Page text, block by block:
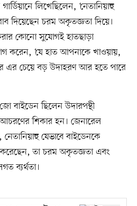
লিখেছিলেন, ‘নেতানিয়াহু
দিয়েছেন চরম অকৃতজ্ঞতা দিয়ে।
কোনো সুযোগই হাতছাড়া
করেন, ‘যে হাত আপনাকে খাওয়ায়,
এর চেয়ে বড় উদাহরণ আর হতে পারে
জো বাইডেন ছিলেন উদারপন্থী
শিকার হন। জেনারেল
যেভাবে বাইডেনকে
করেছেন, তা চরম অকৃতজ্ঞতা এবং
ব্যর্থতা।